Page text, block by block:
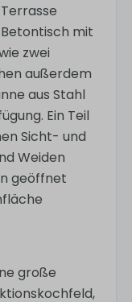
mit
zwei
außerdem
aus Stahl
Ein Teil
Sicht- und
Weiden
geöffnet
große